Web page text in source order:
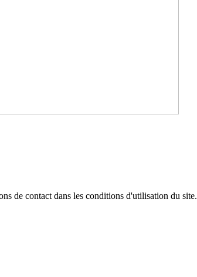
de contact dans les conditions d'utilisation du site.